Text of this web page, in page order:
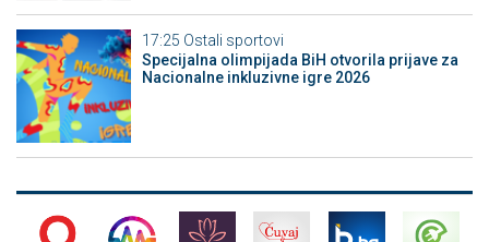
17:25 Ostali sportovi
Specijalna olimpijada BiH otvorila prijave za
Nacionalne inkluzivne igre 2026